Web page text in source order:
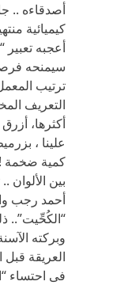
أصدقاءه ..
كيميائية
أعجبه تعبير
سيمنحه
ترتيب
التعريف
أكثرها،
علينا ،
كمية ضخمة
بين الألوان
أحمد رجب
“الكُحِّيت”..
وبركته
العريقة
فى احتساء